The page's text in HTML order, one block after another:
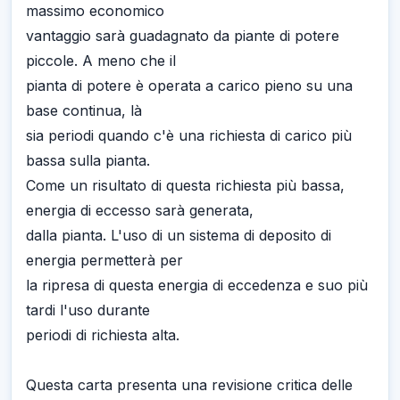
massimo economico
vantaggio sarà guadagnato da piante di potere
piccole. A meno che il
pianta di potere è operata a carico pieno su una
base continua, là
sia periodi quando c'è una richiesta di carico più
bassa sulla pianta.
Come un risultato di questa richiesta più bassa,
energia di eccesso sarà generata,
dalla pianta. L'uso di un sistema di deposito di
energia permetterà per
la ripresa di questa energia di eccedenza e suo più
tardi l'uso durante
periodi di richiesta alta.
Questa carta presenta una revisione critica delle